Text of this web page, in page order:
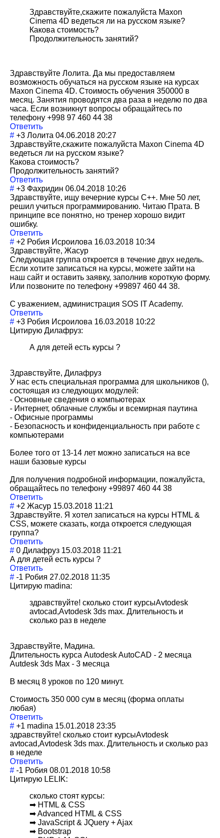
Здравствуйте,скажите пожалуйста Maxon
Cinema 4D ведеться ли на русском языке?
Какова стоимость?
Продолжительность занятий?
Здравствуйте Лолита. Да мы предоставляем
возможность обучаться на русском языке на курсах
Maxon Cinema 4D. Стоимость обучения 350000 в
месяц. Занятия проводятся два раза в неделю по два
часа. Если возникнут вопросы обращайтесь по
телефону +998 97 460 44 38
Ответить
# +3 Лолита 04.06.2018 20:27
Здравствуйте,скажите пожалуйста Maxon Cinema 4D
ведеться ли на русском языке?
Какова стоимость?
Продолжительность занятий?
Ответить
# +3 Фахридин 06.04.2018 10:26
Здравствуйте, ищу вечерние курсы С++. Мне 50 лет,
решил учиться программированию. Читаю Прата. В
принципе все понятно, но тренер хорошо видит
ошибку.
Ответить
# +2 Робия Исроилова 16.03.2018 10:34
Здравствуйте, Жасур
Следующая группа откроется в течение двух недель.
Если хотите записаться на курсы, можете зайти на
наш сайт и оставить заявку, заполнив короткую форму.
Или позвоните по телефону +99897 460 44 38.
С уважением, администрация SOS IT Academy.
Ответить
# +3 Робия Исроилова 16.03.2018 10:22
Цитирую Дилафруз:
А для детей есть курсы ?
Здравствуйте, Дилафруз
У нас есть специальная программа для школьников (),
состоящая из следующих модулей:
- Основные сведения о компьютерах
- Интернет, облачные службы и всемирная паутина
- Офисные программы
- Безопасность и конфиденциальность при работе с
компьютерами
Более того от 13-14 лет можно записаться на все
наши базовые курсы
Для получения подробной информации, пожалуйста,
обращайтесь по телефону +99897 460 44 38
Ответить
# +2 Жасур 15.03.2018 11:21
Здравствуйте. Я хотел записаться на курсы HTML &
CSS, можете сказать, когда откроется следующая
группа?
Ответить
# 0 Дилафруз 15.03.2018 11:21
А для детей есть курсы ?
Ответить
# -1 Робия 27.02.2018 11:35
Цитирую madina:
здравствуйте! сколько стоит курсыAvtodesk
avtocad,Avtodesk 3ds max. Длительность и
сколько раз в неделе
Здравствуйте, Мадина.
Длительность курса Autodesk AutoCAD - 2 месяца
Autdesk 3ds Max - 3 месяца
В месяц 8 уроков по 120 минут.
Стоимость 350 000 сум в месяц (форма оплаты
любая)
Ответить
# +1 madina 15.01.2018 23:35
здравствуйте! сколько стоит курсыAvtodesk
avtocad,Avtodesk 3ds max. Длительность и сколько раз
в неделе
Ответить
# -1 Робия 08.01.2018 10:58
Цитирую LELIK:
сколько стоят курсы:
➡ HTML & CSS
➡ Advanced HTML & CSS
➡ JavaScript & JQuery + Ajax
➡ Bootstrap